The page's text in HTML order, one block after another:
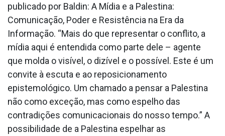
publicado por Baldin: A Mídia e a Palestina:
Comunicação, Poder e Resistência na Era da
Informação. “Mais do que representar o conflito, a
mídia aqui é entendida como parte dele – agente
que molda o visível, o dizível e o possível. Este é um
convite à escuta e ao reposicionamento
epistemológico. Um chamado a pensar a Palestina
não como exceção, mas como espelho das
contradições comunicacionais do nosso tempo.” A
possibilidade de a Palestina espelhar as